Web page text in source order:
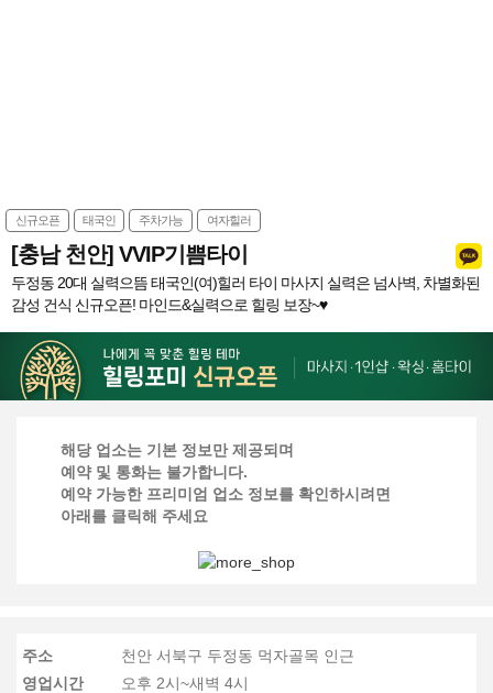
신규오픈 태국인 주차가능 여자힐러
[충남 천안] VVIP기쁨타이
두정동 20대 실력으뜸 태국인(여)힐러 타이 마사지 실력은 넘사벽, 차별화된
감성 건식 신규오픈! 마인드&실력으로 힐링 보장~♥
해당 업소는 기본 정보만 제공되며
예약 및 통화는 불가합니다.
예약 가능한 프리미엄 업소 정보를 확인하시려면
아래를 클릭해 주세요
주소
천안 서북구 두정동 먹자골목 인근
영업시간
오후 2시~새벽 4시